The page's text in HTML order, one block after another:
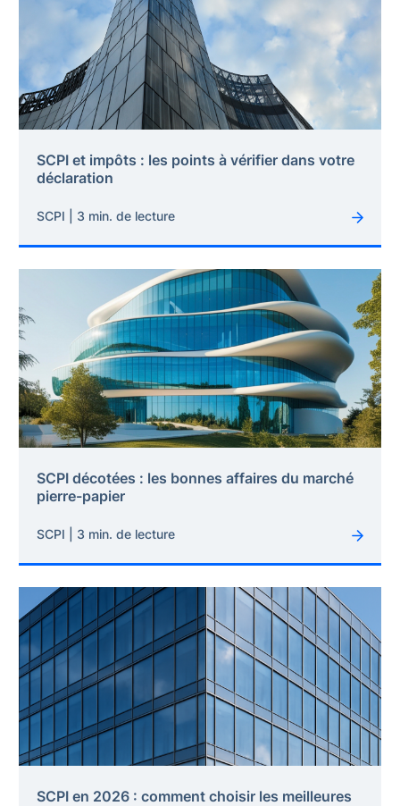
SCPI et impôts : les points à vérifier dans votre
déclaration
SCPI | 3 min. de lecture
SCPI décotées : les bonnes affaires du marché
pierre-papier
SCPI | 3 min. de lecture
SCPI en 2026 : comment choisir les meilleures